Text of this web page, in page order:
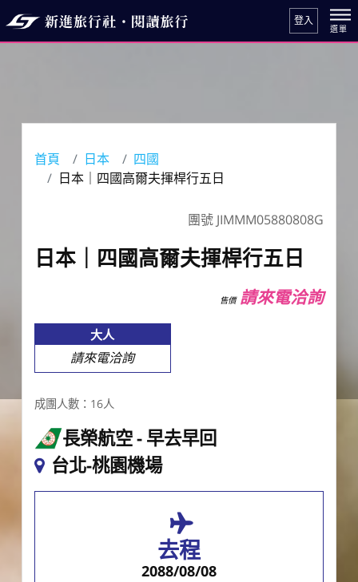
登入
首頁 日本
四國
日本｜四國高爾夫揮桿行五日
團號 JIMMM05880808G
日本｜四國高爾夫揮桿行五日
售價請來電洽詢
大人
請來電洽詢
成團人數：16人
長榮航空 早去早回
台北-桃園機場
去程
2088/08/08